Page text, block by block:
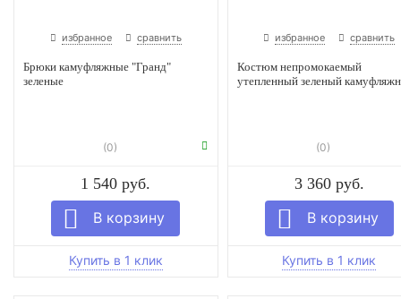
избранное сравнить
Брюки камуфляжные "Гранд"
зеленые
(0)
1 540 руб.
избранное сравнить
Костюм непромокаемый
утепленный зеленый
(0)
3 360 руб.